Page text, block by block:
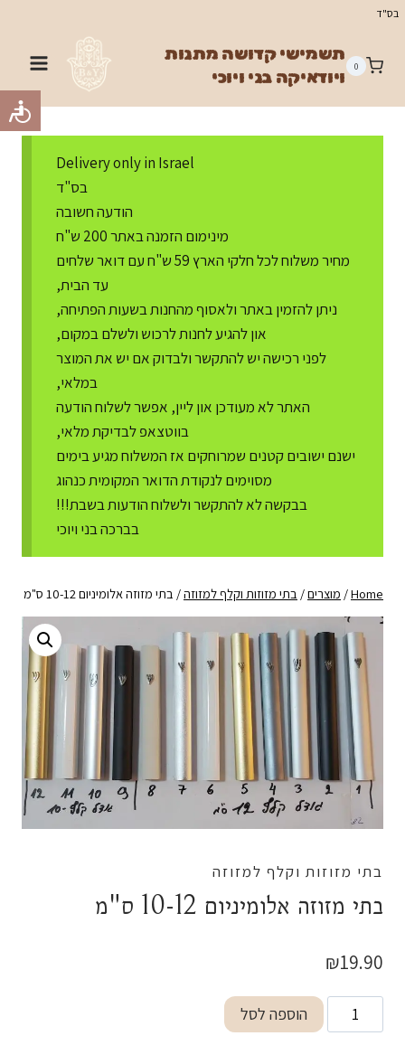
Skip
content
בס"ד
0
תשמישי קדושה מתנות
ויודאיקה בני ויוכי
Delivery only in Israel
בס"ד
הודעה חשובה
מינימום הזמנה באתר 200 ש"ח
מחיר משלוח לכל חלקי הארץ 59 ש"ח עם דואר שלחים
עד הבית,
ניתן להזמין באתר ולאסוף מהחנות בשעות הפתיחה,
און להגיע לחנות לרכוש ולשלם במקום,
לפני רכישה יש להתקשר ולבדוק אם יש את המוצר
במלאי,
האתר לא מעודכן און ליין, אפשר לשלוח הודעה
בווטצאפ לבדיקת מלאי,
ישנם ישובים קטנים שמרוחקים אז המשלוח מגיע בימים
מסוימים לנקודת הדואר המקומית כנהוג
בבקשה לא להתקשר ולשלוח הודעות בשבת!!!
בברכה בני ויוכי
Home
/ מוצרים/ בתי מזוזות וקלף למזוזה/ בתי מזוזה אלומיניום 10-12 ס"מ
בתי מזוזות וקלף למזוזה
בתי מזוזה אלומיניום 10-12 ס"מ
₪19.90
כמות
של
הוספה לסל